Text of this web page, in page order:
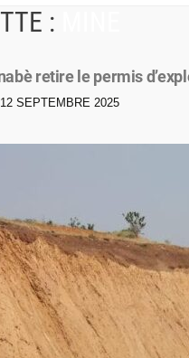
:
retire le permis
12 SEPTEMBRE 2025